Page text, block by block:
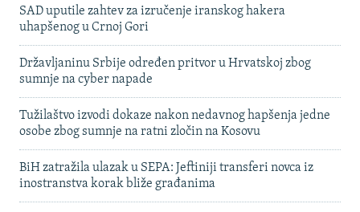
SAD uputile zahtev za izručenje iranskog hakera
uhapšenog u Crnoj Gori
Državljaninu Srbije određen pritvor u Hrvatskoj zbog
sumnje na cyber napade
Tužilaštvo izvodi dokaze nakon nedavnog hapšenja jedne
osobe zbog sumnje na ratni zločin na Kosovu
BiH zatražila ulazak u SEPA: Jeftiniji transferi novca iz
inostranstva korak bliže građanima